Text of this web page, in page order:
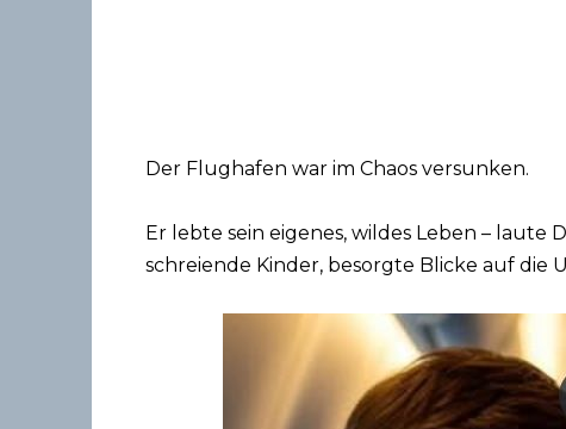
Der Flughafen war im Chaos versunken.
Er lebte sein eigenes, wildes Leben –
schreiende Kinder, besorgte Blicke auf die